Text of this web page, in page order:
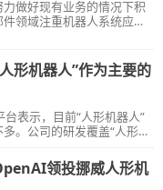
做好现有业务的情况下积
领域注重机器人系统应用
形机器人”作为主要的
表示，目前“人形机器人”
。公司的研发覆盖“人形机
领投挪威人形机